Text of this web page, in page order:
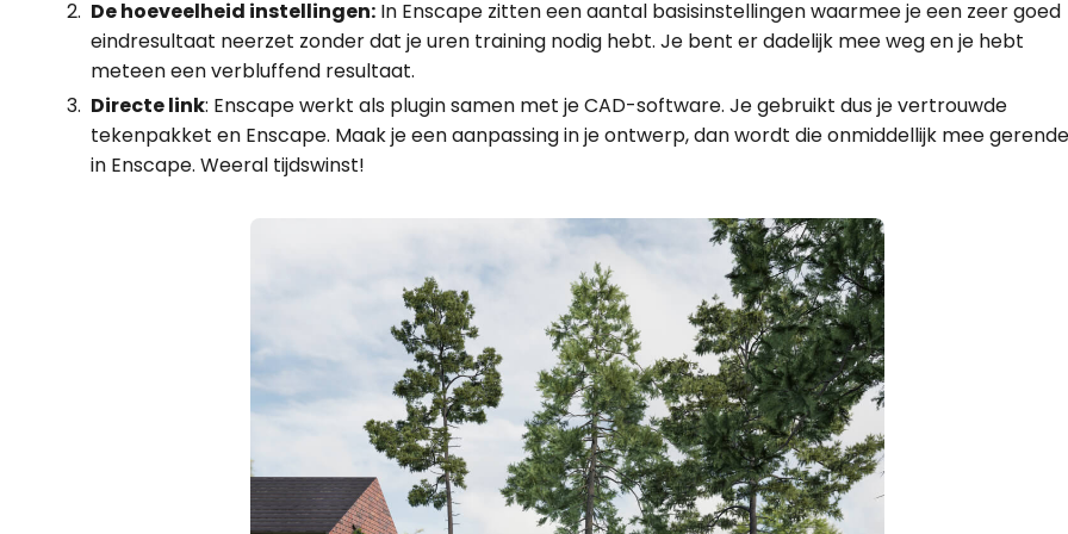
De hoeveelheid instellingen: In Enscape zitten een aantal basisinstellingen waarmee je een zeer goed
eindresultaat neerzet zonder dat je uren training nodig hebt. Je bent er dadelijk mee weg en je hebt
meteen een verbluffend resultaat.
Directe link: Enscape werkt als plugin samen met je CAD-software. Je gebruikt dus je vertrouwde
tekenpakket en Enscape. Maak je een aanpassing in je ontwerp, dan wordt die onmiddellijk mee
in Enscape. Weeral tijdswinst!